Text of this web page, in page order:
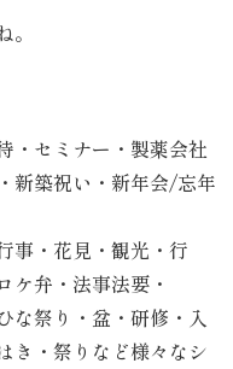
セミナー・製薬会社
新築祝い・新年会/忘年
事・花見・観光・行
ケ弁・法事法要・
な祭り・盆・研修・入
き・祭りなど様々なシ